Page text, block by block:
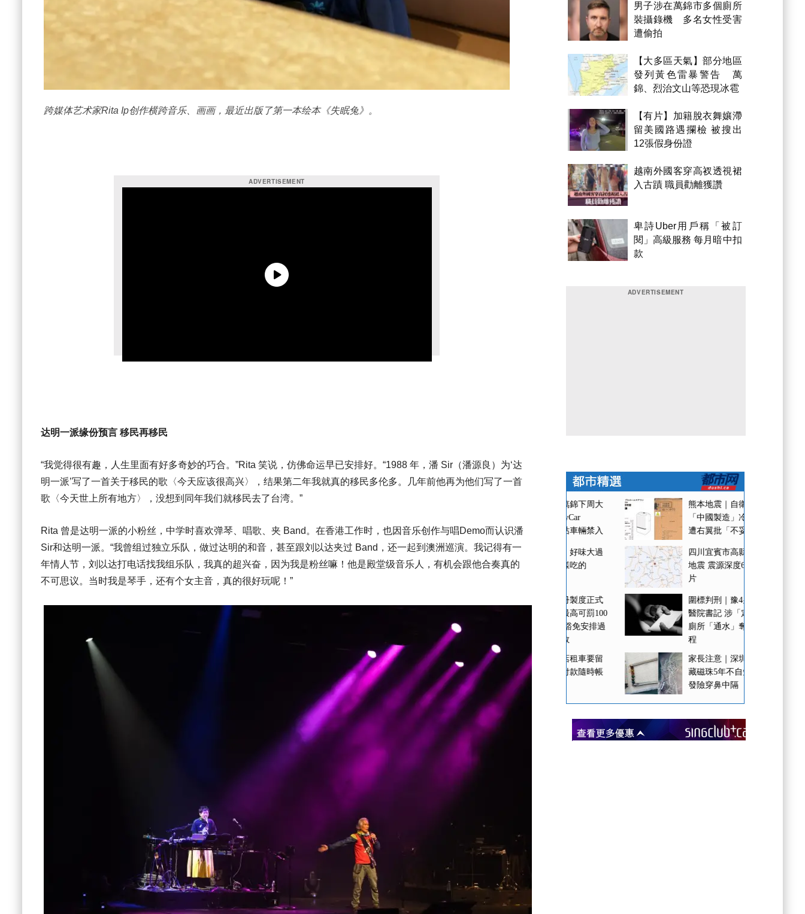
跨媒体艺术家Rita Ip创作横跨音乐、画画，最近出版了第一本绘本《失眠兔》。
达明一派缘份预言 移民再移民
“我觉得很有趣，人生里面有好多奇妙的巧合。”Rita 笑说，仿佛命运早已安排好。“1988 年，潘 Sir（潘源良）为‘达
明一派’写了一首关于移民的歌〈今天应该很高兴〉，结果第二年我就真的移民多伦多。几年前他再为他们写了一首
歌〈今天世上所有地方〉，没想到同年我们就移民去了台湾。”
Rita 曾是达明一派的小粉丝，中学时喜欢弹琴、唱歌、夹 Band。在香港工作时，也因音乐创作与唱Demo而认识潘
Sir和达明一派。“我曾组过独立乐队，做过达明的和音，甚至跟刘以达夹过 Band，还一起到澳洲巡演。我记得有一
年情人节，刘以达打电话找我组乐队，我真的超兴奋，因为我是粉丝嘛！他是殿堂级音乐人，有机会跟他合奏真的
不可思议。当时我是琴手，还有个女主音，真的很好玩呢！”
男子涉在萬錦市多個廁所
裝攝錄機 多名女性受害
遭偷拍
【大多區天氣】部分地區
發列黃色雷暴警告 萬
錦、烈治文山等恐現冰雹
【有片】加籍脫衣舞孃滯
留美國路遇攔檢 被搜出
12張假身份證
越南外國客穿高衩透視裙
入古蹟 職員勸離獲讚
卑詩Uber用戶稱「被訂
閱」高級服務 每月暗中扣
款